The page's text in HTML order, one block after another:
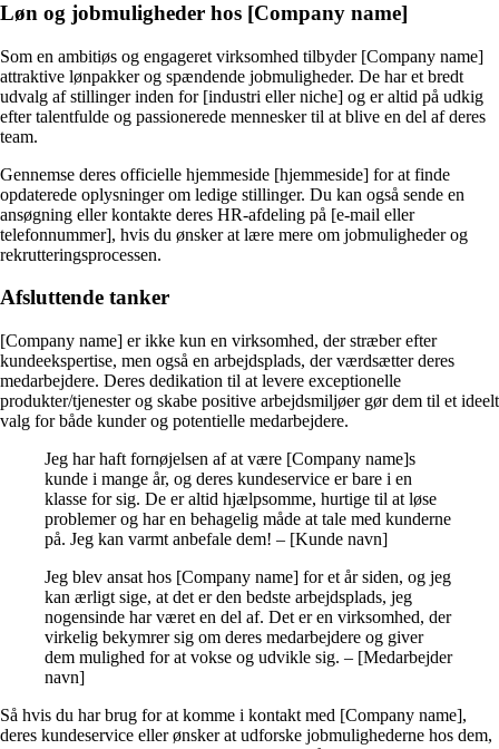
Løn og jobmuligheder hos [Company name]
Som en ambitiøs og engageret virksomhed tilbyder [Company name]
attraktive lønpakker og spændende jobmuligheder. De har et bredt
udvalg af stillinger inden for [industri eller niche] og er altid på udkig
efter talentfulde og passionerede mennesker til at blive en del af deres
team.
Gennemse deres officielle hjemmeside [hjemmeside] for at finde
opdaterede oplysninger om ledige stillinger. Du kan også sende en
ansøgning eller kontakte deres HR-afdeling på [e-mail eller
telefonnummer], hvis du ønsker at lære mere om jobmuligheder og
rekrutteringsprocessen.
Afsluttende tanker
[Company name] er ikke kun en virksomhed, der stræber efter
kundeekspertise, men også en arbejdsplads, der værdsætter deres
medarbejdere. Deres dedikation til at levere exceptionelle
produkter/tjenester og skabe positive arbejdsmiljøer gør dem til et ideelt
valg for både kunder og potentielle medarbejdere.
Jeg har haft fornøjelsen af at være [Company name]s
kunde i mange år, og deres kundeservice er bare i en
klasse for sig. De er altid hjælpsomme, hurtige til at løse
problemer og har en behagelig måde at tale med kunderne
på. Jeg kan varmt anbefale dem! – [Kunde navn]
Jeg blev ansat hos [Company name] for et år siden, og jeg
kan ærligt sige, at det er den bedste arbejdsplads, jeg
nogensinde har været en del af. Det er en virksomhed, der
virkelig bekymrer sig om deres medarbejdere og giver
dem mulighed for at vokse og udvikle sig. – [Medarbejder
navn]
Så hvis du har brug for at komme i kontakt med [Company name],
deres kundeservice eller ønsker at udforske jobmulighederne hos dem,